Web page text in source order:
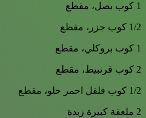
1 كوب بصل، مقطع
1/2 كوب جزر، مقطع
1 كوب بروكلي، مقطع
2 كوب قرنبيط، مقطع
1/2 كوب فلفل احمر حلو، مقطع
2 ملعقة كبيرة زبدة